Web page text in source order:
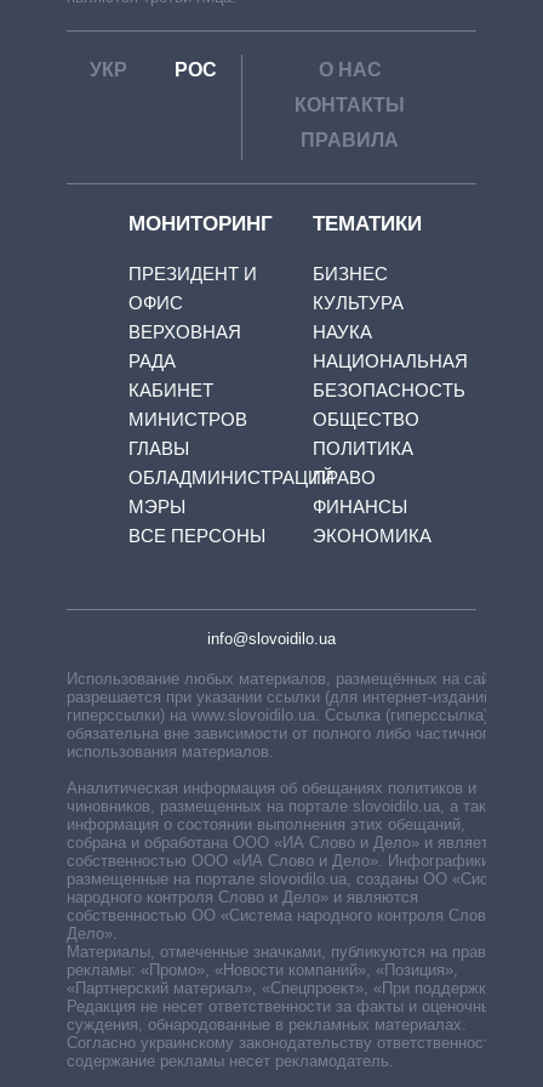
УКР РОС
О НАС
КОНТАКТЫ
ПРАВИЛА
МОНИТОРИНГ
ПРЕЗИДЕНТ И
ОФИС
ВЕРХОВНАЯ
РАДА
КАБИНЕТ
МИНИСТРОВ
ГЛАВЫ
ОБЛАДМИНИСТРАЦИЙ
МЭРЫ
ВСЕ ПЕРСОНЫ
ТЕМАТИКИ
БИЗНЕС
КУЛЬТУРА
НАУКА
НАЦИОНАЛЬНАЯ
БЕЗОПАСНОСТЬ
ОБЩЕСТВО
ПОЛИТИКА
ПРАВО
ФИНАНСЫ
ЭКОНОМИКА
info@slovoidilo.ua
Использование любых материалов, размещённых на сайте,
разрешается при указании ссылки (для интернет-изданий —
гиперссылки) на www.slovoidilo.ua. Ссылка (гиперссылка)
обязательна вне зависимости от полного либо частичного
использования материалов.
Аналитическая информация об обещаниях политиков и
чиновников, размещенных на портале slovoidilo.ua, а также
информация о состоянии выполнения этих обещаний,
собрана и обработана ООО «ИА Слово и Дело» и является
собственностью ООО «ИА Слово и Дело». Инфографики,
размещенные на портале slovoidilo.ua, созданы ОО «Система
народного контроля Слово и Дело» и являются
собственностью ОО «Система народного контроля Слово и
Дело».
Материалы, отмеченные значками, публикуются на правах
рекламы: «Промо», «Новости компаний», «Позиция»,
«Партнерский материал», «Спецпроект», «При поддержке».
Редакция не несет ответственности за факты и оценочные
суждения, обнародованные в рекламных материалах.
Согласно украинскому законодательству ответственность за
содержание рекламы несет рекламодатель.